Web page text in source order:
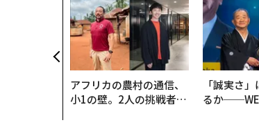
アフリカの農村の通信、
小1の壁。2人の挑戦者が
「誠実さ
るか